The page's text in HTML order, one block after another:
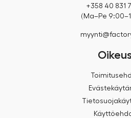
+358 40 831
(Ma–Pe